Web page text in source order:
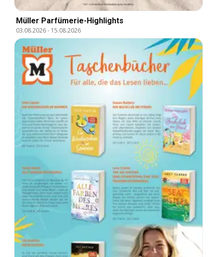
Müller Parfümerie-Highlights
03.08.2026- 15.08.2026